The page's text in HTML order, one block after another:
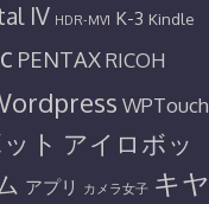
IV HDR-MV1 K-3 Kindle
PENTAXRICOH
WPTouch
ト アイロボッ
アプリ カメラ女子 キヤ